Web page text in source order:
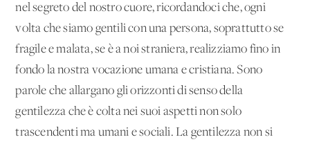
nel segreto del nostro cuore, ricordandoci che, ogni
volta che siamo gentili con una persona, soprattutto se
fragile e malata, se è a noi straniera, realizziamo fino in
fondo la nostra vocazione umana e cristiana. Sono
parole che allargano gli orizzonti di senso della
gentilezza che è colta nei suoi aspetti non solo
trascendenti ma umani e sociali. La gentilezza non si